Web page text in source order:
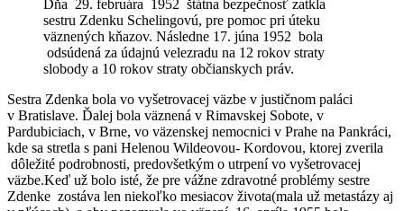
Dňa 29. februára 1952 štátna bezpečnosť zatkla
sestru Zdenku Schelingovú, pre pomoc pri úteku
väznených kňazov. Následne 17. júna 1952 bola
odsúdená za údajnú velezradu na 12 rokov straty
slobody a 10 rokov straty občianskych práv.
Sestra Zdenka bola vo vyšetrovacej väzbe v justičnom paláci
v Bratislave. Ďalej bola väznená v Rimavskej Sobote, v
Pardubiciach, v Brne, vo väzenskej nemocnici v Prahe na Pankráci,
kde sa stretla s pani Helenou Wildeovou- Kordovou, ktorej zverila
dôležité podrobnosti, predovšetkým o utrpení vo vyšetrovacej
väzbe.Keď už bolo isté, že pre vážne zdravotné problémy sestre
Zdenke zostáva len niekoľko mesiacov života(mala už metastázy aj